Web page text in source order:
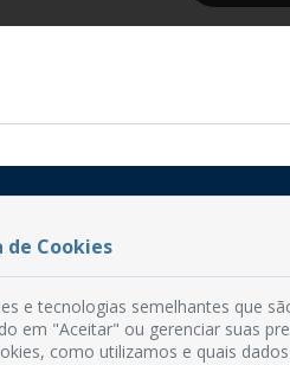
Cookies
e tecnologias semelhantes que
em "Aceitar" ou gerenciar suas
como utilizamos e quais